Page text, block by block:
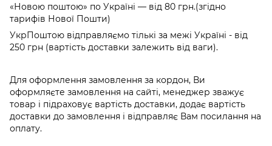
«Новою поштою» по Україні — від 80 грн.(згідно
тарифів Нової Пошти)
УкрПоштою відправляємо тількі за межі Україні - від
250 грн (вартість доставки залежить від ваги).
Для оформлення замовлення за кордон, Ви
оформляєте замовлення на сайті, менеджер зважує
товар і підраховує вартість доставки, додає вартість
доставки до замовлення і відправляє Вам посилання на
оплату.